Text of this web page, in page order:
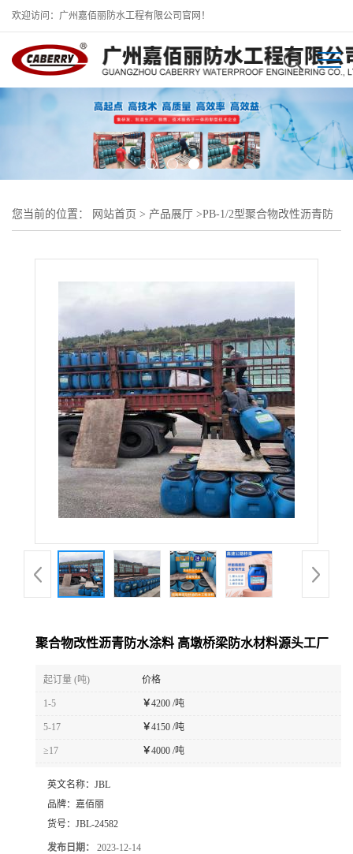
欢迎访问：广州嘉佰丽防水工程有限公司官网！
您当前的位置： 网站首页 > 产品展厅 >PB-1/2型聚合物改性沥青防
聚合物改性沥青防水涂料 高墩桥梁防水材料源头工厂
起订量 (吨) 价格
1-5 ￥4200 /吨
5-17 ￥4150 /吨
≥17 ￥4000 /吨
英文名称： JBL
品牌： 嘉佰丽
货号： JBL-24582
发布日期： 2023-12-14